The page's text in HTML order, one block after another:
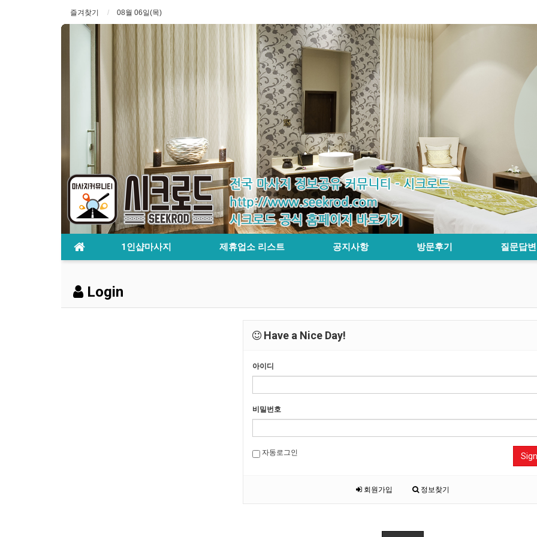
즐겨찾기 08월 06일(목)
1인샵마사지 제휴업소 리스트 공지사항 방문후기 질문답변
Login
Have a Nice Day!
아이디
비밀번호
자동로그인
회원가입 정보찾기